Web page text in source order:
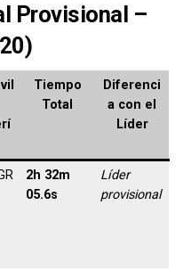
Provisional –
Tiempo
Total
Diferenci
a con el
Líder
2h 32m
05.6s
Líder
provisional